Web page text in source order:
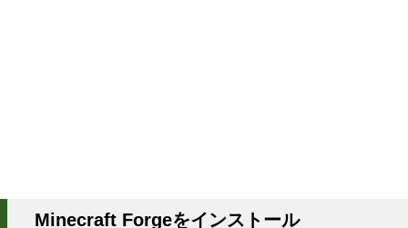
Minecraft Forgeをインストール